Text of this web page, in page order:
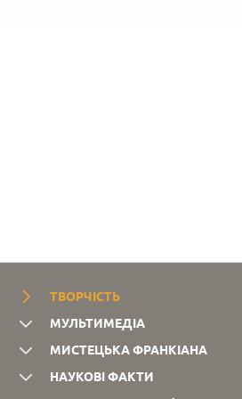
ТВОРЧІСТЬ
МУЛЬТИМЕДІА
МИСТЕЦЬКА ФРАНКІАНА
НАУКОВІ ФАКТИ